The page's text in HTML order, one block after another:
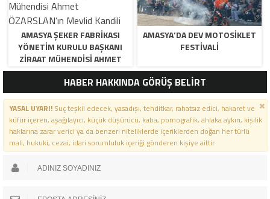
AMASYA ŞEKER FABRIKASI
YÖNETIM KURULU BAŞKANI
ZIRAAT MÜHENDISI AHMET
ÖZARSLAN’IN MEVLID KANDILI
MESAJI
AMASYA’DA DEV MOTOSIKLET
FESTIVALI
HABER HAKKINDA GÖRÜŞ BELİRT
YASAL UYARI!Suç teşkil edecek, yasadışı, tehditkar, rahatsız edici, hakaret ve
küfür içeren, aşağılayıcı, küçük düşürücü, kaba, pornografik, ahlaka aykırı, kişilik
haklarına zarar verici ya da benzeri niteliklerde içeriklerden doğan her türlü
mali, hukuki, cezai, idari sorumluluk içeriği gönderen kişiye aittir.